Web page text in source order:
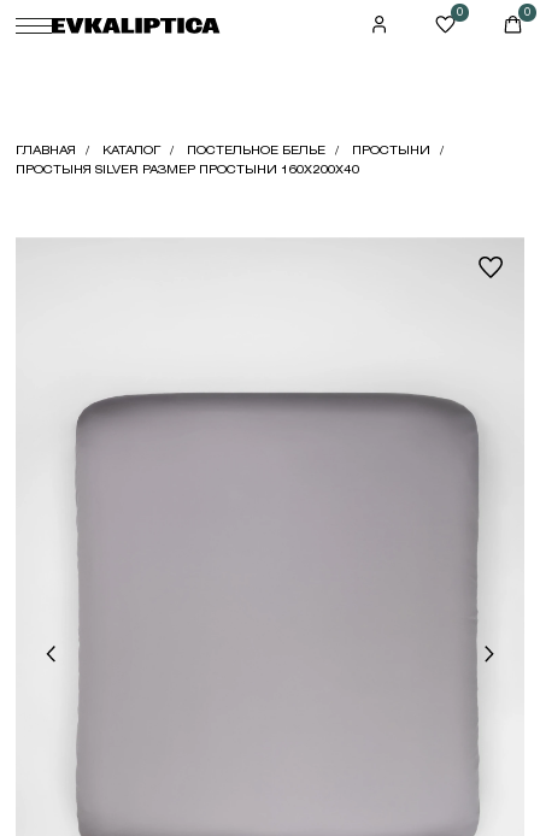
0 0
ГЛАВНАЯ КАТАЛОГ ПОСТЕЛЬНОЕ БЕЛЬЕ
ПРОСТЫНИ
ПРОСТЫНЯ SILVER РАЗМЕР ПРОСТЫНИ 160X200X40